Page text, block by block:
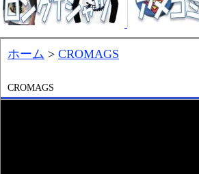
ホーム > CROMAGS
CROMAGS